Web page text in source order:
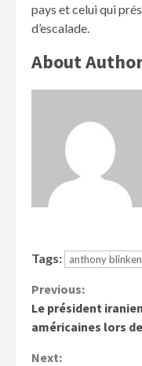
pays et celui qui
d’escalade.
About
Tags: anthony blinken
Previous:
Le président
américaines lors
Next: